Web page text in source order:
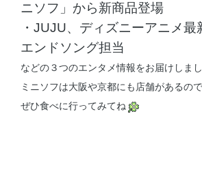
ニソフ」から新商品登場
・JUJU、ディズニーアニメ最
エンドソング担当
などの３つのエンタメ情報をお届けしま
ミニソフは大阪や京都にも店舗があるので
ぜひ食べに行ってみてね